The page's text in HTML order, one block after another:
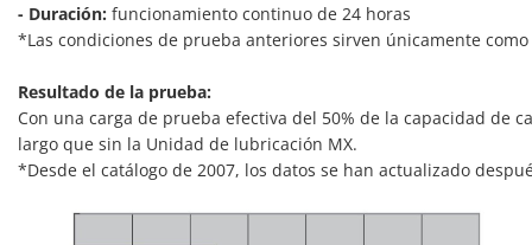
- Duración: funcionamiento continuo de 24 horas
*Las condiciones de prueba anteriores sirven únicamente
Resultado de la prueba:
Con una carga de prueba efectiva del 50% de la capacidad de
largo que sin la Unidad de lubricación MX.
*Desde el catálogo de 2007, los datos se han actualizado